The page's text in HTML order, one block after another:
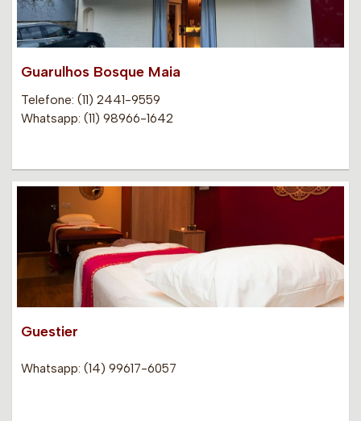
Guarulhos Bosque Maia
Telefone: (11) 2441-9559
Whatsapp: (11) 98966-1642
Guestier
Whatsapp: (14) 99617-6057